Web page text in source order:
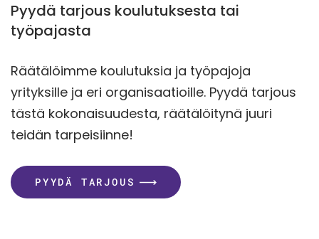
Pyydä tarjous koulutuksesta tai
työpajasta
Räätälöimme koulutuksia ja työpajoja
yrityksille ja eri organisaatioille. Pyydä tarjous
tästä kokonaisuudesta, räätälöitynä juuri
teidän tarpeisiinne!
PYYDÄ TARJOUS